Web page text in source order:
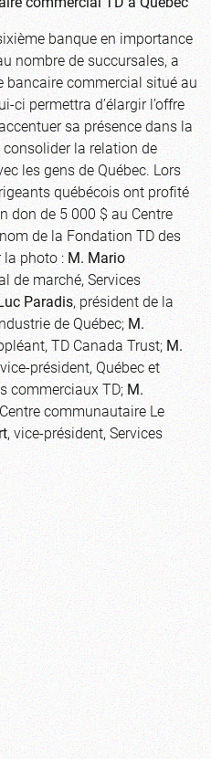
banque en importance
nombre de succursales, a
bancaire commercial situé au
ci permettra d’élargir l’offre
sa présence dans la
la relation de
les gens de Québec. Lors
québécois ont profité
don de 5 000 $ au Centre
de la Fondation TD des
la photo :M. Mario
de marché, Services
Paradis, président de la
de Québec;M.
TD Canada Trust;M.
président, Québec et
commerciaux TD;M.
communautaire Le
, vice-président, Services